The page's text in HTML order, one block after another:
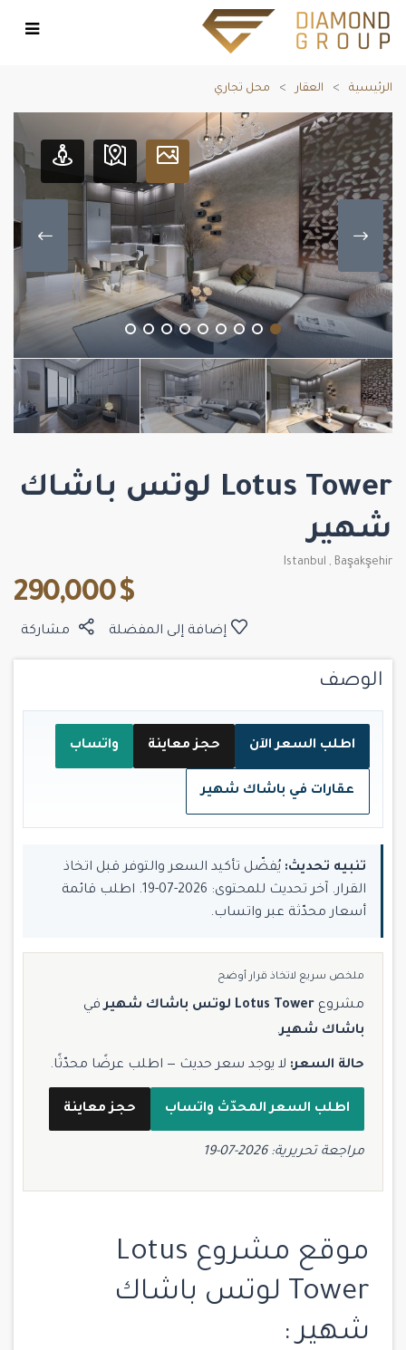
الرئيسية العقار محل تجاري
Lotus Tower لوتس باشاك
شهير
Istanbul , Başakşehir
$ 290,000
مشاركة إضافة إلى المفضلة
الوصف
اطلب السعر الآن حجز معاينة واتساب
عقارات في باشاك شهير
تنبيه تحديث: يُفضّل تأكيد السعر والتوفر قبل اتخاذ
القرار. آخر تحديث للمحتوى: 2026-07-19. اطلب قائمة
أسعار محدّثة عبر واتساب.
ملخص سريع لاتخاذ قرار أوضح
مشروع Lotus Tower لوتس باشاك شهير
في
باشاك شهير.
حالة السعر: لا يوجد سعر حديث — اطلب عرضًا محدّثًا.
اطلب السعر المحدّث واتساب حجز معاينة
مراجعة تحريرية: 2026-07-19
موقع مشروع Lotus
Tower لوتس باشاك
شهير :